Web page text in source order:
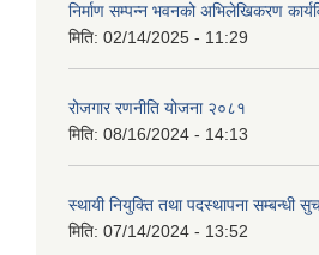
निर्माण सम्पन्न भवनको अभिलेखिकरण
मिति: 02/14/2025 - 11:29
रोजगार रणनीति योजना २०८१
मिति: 08/16/2024 - 14:13
स्थायी नियुक्ति तथा पदस्थापना सम्बन्धी
मिति: 07/14/2024 - 13:52